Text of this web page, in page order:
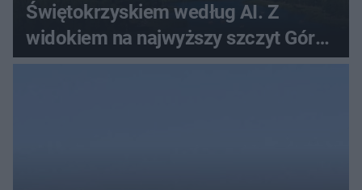
Świętokrzyskiem według AI. Z
widokiem na najwyższy szczyt Gór
Świętokrzyskich